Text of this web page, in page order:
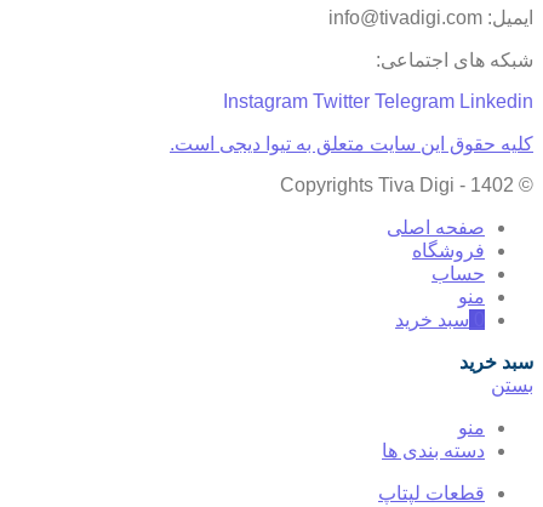
ایمیل: info@tivadigi.com
شبکه های اجتماعی:
Instagram Twitter Telegram Linkedin
کلیه حقوق این سایت متعلق به تیوا دیجی است.
© Copyrights Tiva Digi - 1402
صفحه اصلی
فروشگاه
حساب
منو
سبد خرید
سبد خرید
بستن
منو
دسته بندی ها
قطعات لپتاپ